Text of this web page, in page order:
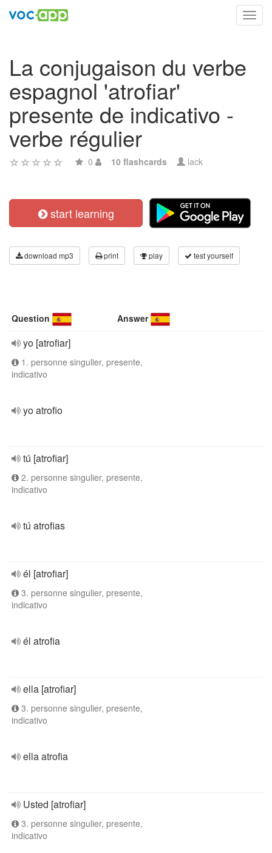
La conjugaison du verbe
espagnol 'atrofiar'
presente de indicativo -
verbe régulier
0 10 flashcards lack
start learning
download mp3 print play test yourself
Question Answer
yo [atrofiar]
1. personne singulier, presente,
indicativo
yo atrofio
tú [atrofiar]
2. personne singulier, presente,
indicativo
tú atrofias
él [atrofiar]
3. personne singulier, presente,
indicativo
él atrofia
ella [atrofiar]
3. personne singulier, presente,
indicativo
ella atrofia
Usted [atrofiar]
3. personne singulier, presente,
indicativo